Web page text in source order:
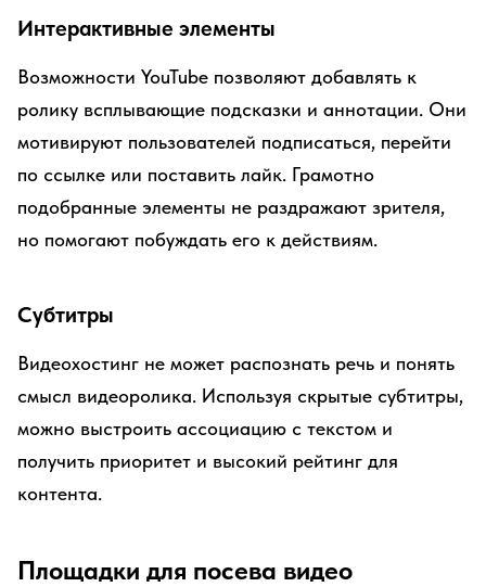
Интерактивные элементы
Возможности YouTube позволяют добавлять к
ролику всплывающие подсказки и аннотации. Они
мотивируют пользователей подписаться, перейти
по ссылке или поставить лайк. Грамотно
подобранные элементы не раздражают зрителя,
но помогают побуждать его к действиям.
Субтитры
Видеохостинг не может распознать речь и понять
смысл видеоролика. Используя скрытые субтитры,
можно выстроить ассоциацию с текстом и
получить приоритет и высокий рейтинг для
контента.
Площадки для посева видео